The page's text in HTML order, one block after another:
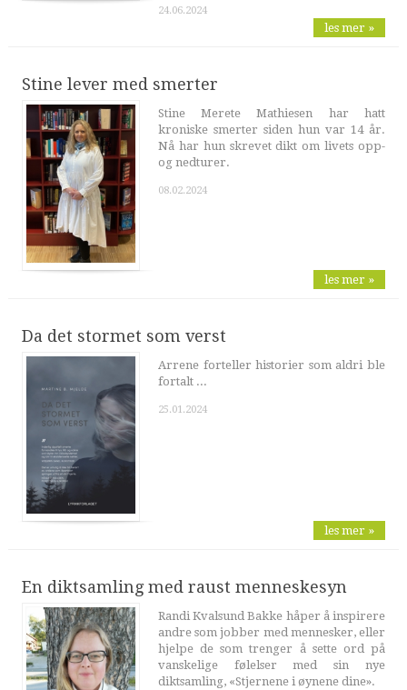
24.06.2024
les mer »
Stine lever med smerter
Stine Merete Mathiesen har hatt
kroniske smerter siden hun var 14 år.
Nå har hun skrevet dikt om livets opp-
og nedturer.
08.02.2024
les mer »
Da det stormet som verst
Arrene forteller historier som aldri ble
fortalt ...
25.01.2024
les mer »
En diktsamling med raust menneskesyn
Randi Kvalsund Bakke håper å inspirere
andre som jobber med mennesker, eller
hjelpe de som trenger å sette ord på
vanskelige følelser med sin nye
diktsamling, «Stjernene i øynene dine».